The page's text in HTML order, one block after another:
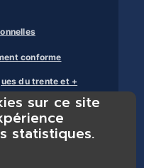
conforme
du trente et +
sur ce site
statistiques.